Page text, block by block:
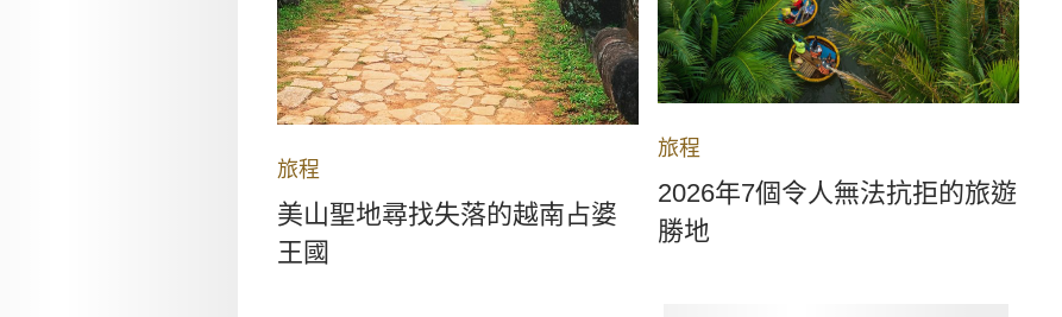
旅程
美山聖地尋找失落的越南占婆
王國
旅程
2026年7個令人無法抗拒的旅遊
勝地